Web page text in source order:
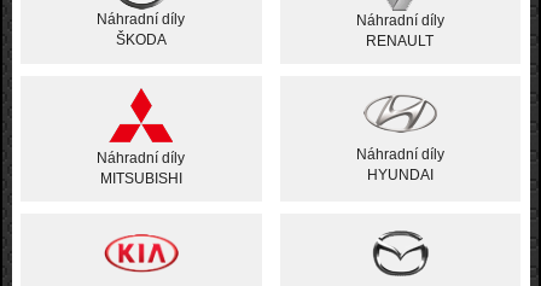
Náhradní díly
ŠKODA
Náhradní díly
RENAULT
Náhradní díly
MITSUBISHI
Náhradní díly
HYUNDAI